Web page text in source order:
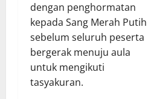
dengan penghormatan
kepada Sang Merah Putih
sebelum seluruh peserta
bergerak menuju aula
untuk mengikuti
tasyakuran.